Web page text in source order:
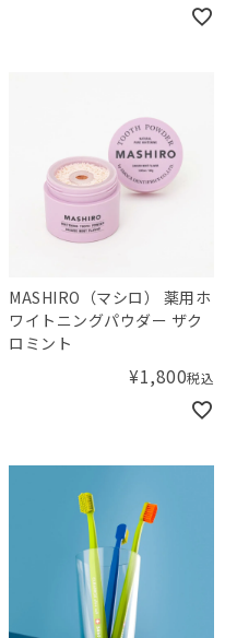
MASHIRO（マシロ） 薬用ホ
ワイトニングパウダー ザク
ロミント
¥1,800税込